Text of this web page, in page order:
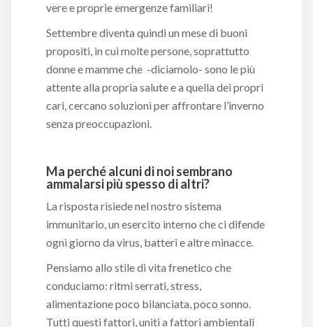
vere e proprie emergenze familiari!
Settembre diventa quindi un mese di buoni
propositi, in cui molte persone, soprattutto
donne e mamme che -diciamolo- sono le più
attente alla propria salute e a quella dei propri
cari, cercano soluzioni per affrontare l’inverno
senza preoccupazioni.
Ma perché alcuni di noi sembrano
ammalarsi più spesso di altri?
La risposta risiede nel nostro sistema
immunitario, un esercito interno che ci difende
ogni giorno da virus, batteri e altre minacce.
Pensiamo allo stile di vita frenetico che
conduciamo: ritmi serrati, stress,
alimentazione poco bilanciata, poco sonno.
Tutti questi fattori, uniti a fattori ambientali